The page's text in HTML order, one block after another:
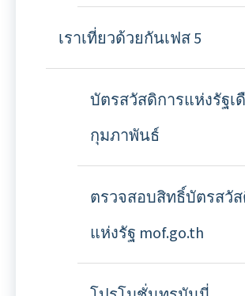
เราเที่ยวด้วยกันเฟส 5
บัตรสวัสดิการแห่งรัฐเ
กุมภาพันธ์
ตรวจสอบสิทธิ์บัตรสวั
แห่งรัฐ mof.go.th